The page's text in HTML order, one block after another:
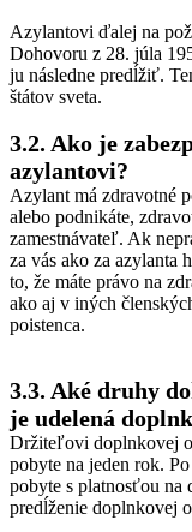
Azylantovi ďalej na
Dohovoru z 28. júla
ju následne predĺžiť.
štátov sveta.
3.2. Ako je
azylantovi?
Azylant má zdravotné
alebo podnikáte,
zamestnávateľ. Ak
za vás ako za azylanta
to, že máte právo na
ako aj v iných
poistenca.
3.3. Aké druhy
je udelená
Držiteľovi doplnkovej
pobyte na jeden rok.
pobyte s platnosťou na
predĺženie doplnkovej